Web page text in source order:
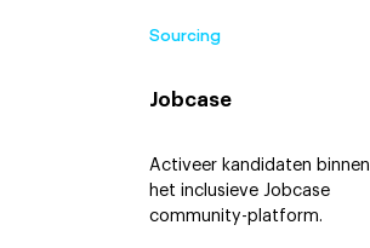
Sourcing
Jobcase
Activeer kandidaten binnen
het inclusieve Jobcase
community-platform.